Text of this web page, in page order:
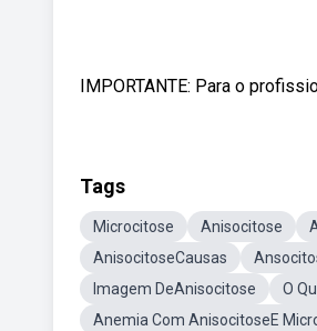
IMPORTANTE: Para o
Tags
Microcitose Anisocitose
AnisocitoseCausas
Imagem DeAnisocitose
O
Anemia Com AnisocitoseE